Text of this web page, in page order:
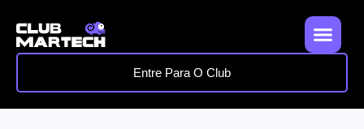
Entre Para O Club